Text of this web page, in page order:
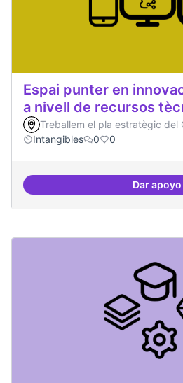
Espai punter en
a nivell de recursos
Treballem el pla estratègic del
Intangibles
0 0
Dar apoyo